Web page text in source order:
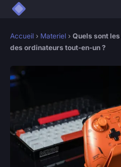
Accueil › Materiel › Quels sont
des ordinateurs tout-en-un ?